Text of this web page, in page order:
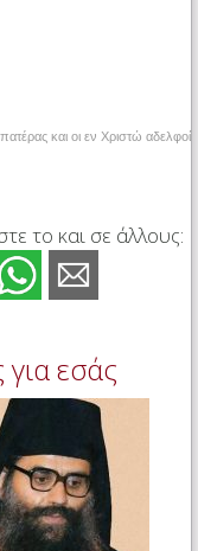
και οι εν Χριστώ αδελφοί
το και σε άλλους:
εσάς